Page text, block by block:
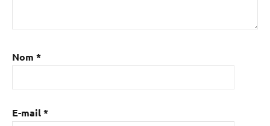
Nom *
E-mail*